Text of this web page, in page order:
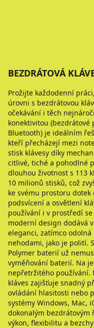
BEZDRÁTOVÁ
Prožijte každodenní
úrovni s bezdrátovou
očekávání i těch
konektivitou (bezdrátové
Bluetooth) je ideálním
kteří přecházejí mezi
stisk klávesy díky
citlivé, tiché a pohodlné
dlouhou životnost s 113
10 milionů stisků, což
ke svému prostoru dotek
podsvícení a osvětlení
používání i v prostředí
moderní design dodává
eleganci, zatímco
nehodami, jako je polití.
Polymer baterií už
vyměňování baterií. Na
nepřetržitého používání.
kláves zajišťuje snadný
ovládání hlasitosti nebo
systémy Windows, Mac,
dokonalým bezdrátovým
výkon, flexibilitu a